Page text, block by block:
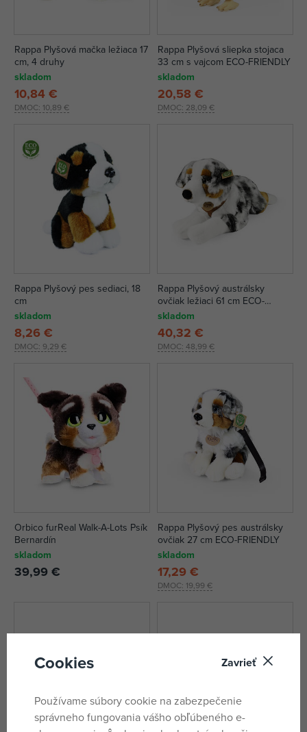
Rappa Plyšová mačka ležiaca 17
cm, 4 druhy
skladom
DMOC: 10,89 €
10,84 €
Rappa Plyšová sliepka stojaca
33 cm s vajcom ECO-FRIENDLY
skladom
DMOC: 28,09 €
20,58 €
Rappa Plyšový pes sediaci, 18
cm
skladom
DMOC: 9,29 €
8,26 €
Rappa Plyšový austrálsky
ovčiak ležiaci 61 cm ECO-
FRIENDLY
skladom
DMOC: 48,99 €
40,32 €
Orbico furReal Walk-A-Lots Psík
Bernardín
skladom
39,99 €
Rappa Plyšový pes austrálsky
ovčiak 27 cm ECO-FRIENDLY
skladom
DMOC: 19,99 €
17,29 €
Cookies Zavrieť
Používame súbory cookie na zabezpečenie
správneho fungovania vášho obľúbeného e-